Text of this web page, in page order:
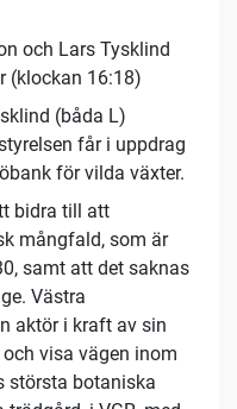
och Lars Tysklind
(klockan 16:18)
(båda L)
får i uppdrag
för vilda växter.
bidra till att
mångfald, som är
samt att det saknas
Västra
aktör i kraft av sin
visa vägen inom
största botaniska